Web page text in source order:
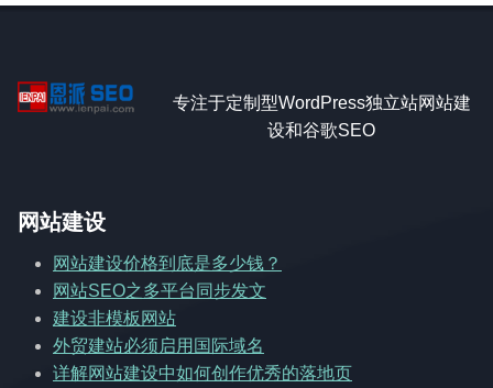
专注于定制型WordPress独立站网站建
设和谷歌SEO
网站建设
网站建设价格到底是多少钱？
网站SEO之多平台同步发文
建设非模板网站
外贸建站必须启用国际域名
详解网站建设中如何创作优秀的落地页